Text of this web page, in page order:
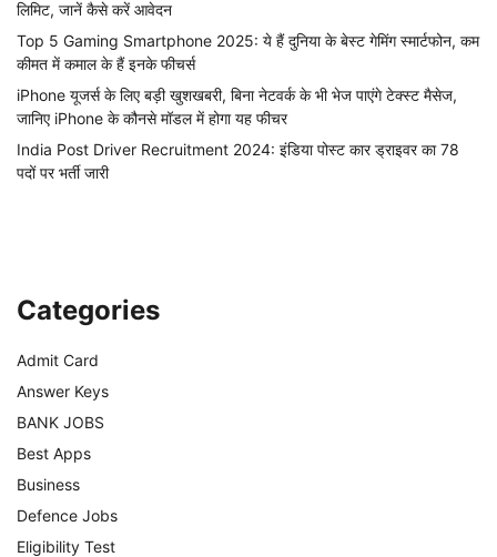
लिमिट, जानें कैसे करें आवेदन
Top 5 Gaming Smartphone 2025: ये हैं दुनिया के बेस्ट गेमिंग स्मार्टफोन, कम
कीमत में कमाल के हैं इनके फीचर्स
iPhone यूजर्स के लिए बड़ी खुशखबरी, बिना नेटवर्क के भी भेज पाएंगे टेक्स्ट मैसेज,
जानिए iPhone के कौनसे मॉडल में होगा यह फीचर
India Post Driver Recruitment 2024: इंडिया पोस्ट कार ड्राइवर का 78
पदों पर भर्ती जारी
Categories
Admit Card
Answer Keys
BANK JOBS
Best Apps
Business
Defence Jobs
Eligibility Test